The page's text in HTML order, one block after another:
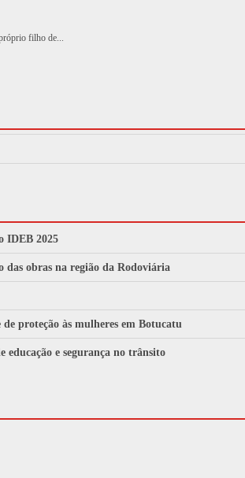
filho de...
IDEB 2025
das obras na região da Rodoviária
proteção às mulheres em Botucatu
educação e segurança no trânsito